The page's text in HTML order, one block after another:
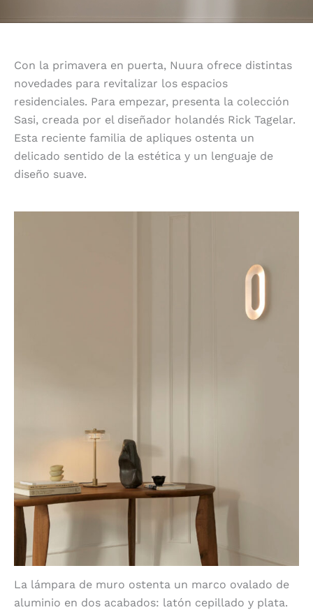
Con la primavera en puerta, Nuura ofrece distintas
novedades para revitalizar los espacios
residenciales. Para empezar, presenta la colección
Sasi, creada por el diseñador holandés Rick Tagelar.
Esta reciente familia de apliques ostenta un
delicado sentido de la estética y un lenguaje de
diseño suave.
La lámpara de muro ostenta un marco ovalado de
aluminio en dos acabados: latón cepillado y plata.